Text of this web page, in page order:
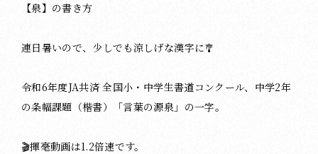
【泉】の書き方
連日暑いので、少しでも涼しげな漢字に🎐
令和6年度JA共済 全国小・中学生書道コンクール、中学2年
の条幅課題（楷書）「言葉の源泉」の一字。
🎬揮毫動画は1.2倍速です。